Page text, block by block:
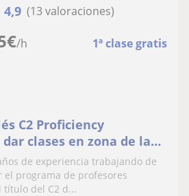
€/h 1ª clase gratis
4,9 (13 valoraciones)
C2 Proficiency
clases en zona de la
de experiencia trabajando de
el programa de profesores
título del C2 d...